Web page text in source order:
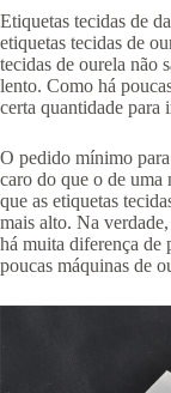
Etiquetas tecidas de
etiquetas tecidas de
tecidas de ourela não
lento. Como há
certa quantidade para
O pedido mínimo
caro do que o de uma
que as etiquetas
mais alto. Na
há muita diferença de
poucas máquinas de